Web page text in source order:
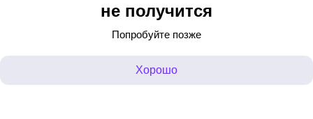
не получится
Попробуйте позже
Хорошо